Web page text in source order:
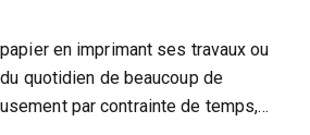
en imprimant ses travaux ou
quotidien de beaucoup de
par contrainte de temps,…